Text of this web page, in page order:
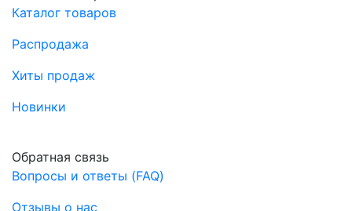
Каталог товаров
Распродажа
Хиты продаж
Новинки
Обратная связь
Вопросы и ответы (FAQ)
Отзывы о нас